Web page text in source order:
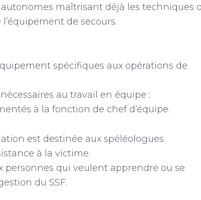
autonomes maîtrisant déjà les techniques
de secours.
spécifiques aux opérations de
au travail en équipe ;
à la fonction de chef d’équipe.
est destinée aux spéléologues
à la victime.
personnes qui veulent apprendre ou se
du SSF.